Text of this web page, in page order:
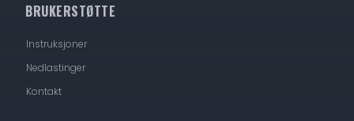
BRUKERSTØTTE
Instruksjoner
Nedlastinger
Kontakt